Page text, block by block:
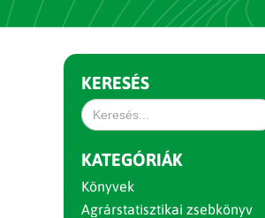
KERESÉS
Search
for:
KATEGÓRIÁK
Könyvek
Agrárstatisztikai zsebkönyv